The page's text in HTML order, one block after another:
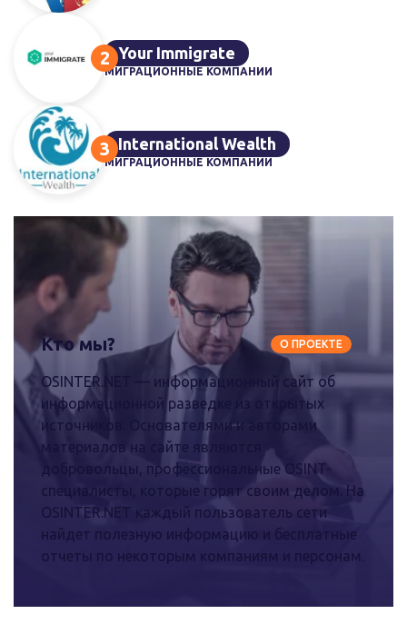
Your Immigrate
МИГРАЦИОННЫЕ КОМПАНИИ
International Wealth
МИГРАЦИОННЫЕ КОМПАНИИ
Кто мы?
OSINTER.NET — информационный сайт об
информационной разведке из открытых
источников. Основателями и авторами
материалов на сайте являются
добровольцы, профессиональные OSINT-
специалисты, которые горят своим делом. На
OSINTER.NET каждый пользователь сети
найдет полезную информацию и бесплатные
отчеты по некоторым компаниям и персонам.
О ПРОЕКТЕ